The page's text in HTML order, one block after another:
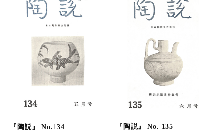
『陶説』 No.134 『陶説』 No. 135